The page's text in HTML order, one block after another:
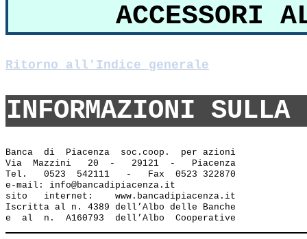
ACCESSORI
Ritorno all'Indice generale
INFORMAZIONI SULLA
Banca  di  Piacenza  soc.coop.  per azioni
Via  Mazzini   20  -   29121  -   Piacenza
Tel.   0523  542111   -   Fax  0523 322870
e-mail: info@bancadipiacenza.it
sito   internet:    www.bancadipiacenza.it
Iscritta al n. 4389 dell’Albo delle Banche